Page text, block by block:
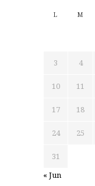
L M
3 4
10 11
17 18
24 25
31
« Jun